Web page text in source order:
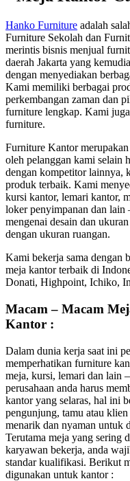
Hanko Furniture adalah
Furniture Sekolah dan
merintis bisnis menjual
daerah Jakarta yang
dengan menyediakan
Kami memiliki berbagai
perkembangan zaman dan
furniture lengkap. Kami
furniture.
Furniture Kantor
oleh pelanggan kami selain
dengan kompetitor lainnya,
produk terbaik. Kami
kursi kantor, lemari kantor,
loker penyimpanan dan lain
mengenai desain dan
dengan ukuran ruangan.
Kami bekerja sama dengan
meja kantor terbaik di
Donati, Highpoint, Ichiko,
Macam – Macam
Kantor :
Dalam dunia kerja saat ini
memperhatikan furniture
meja, kursi, lemari dan lain
perusahaan anda harus
kantor yang selaras, hal ini
pengunjung, tamu atau
menarik dan nyaman untuk
Terutama meja yang sering
karyawan bekerja, anda
standar kualifikasi. Berikut
digunakan untuk kantor :